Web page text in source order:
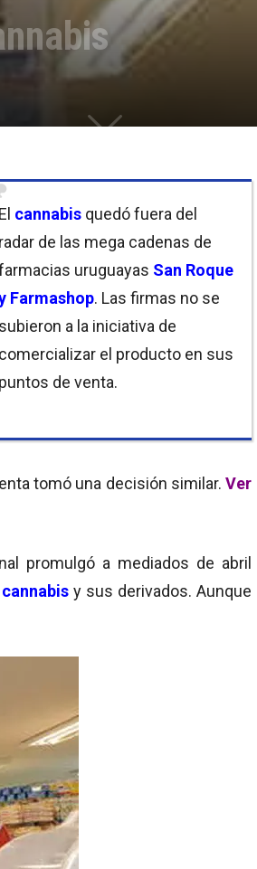
El cannabis quedó fuera del
radar de las mega cadenas de
uruguayas San Roque
Farmashop. Las firmas no se
subieron a la iniciativa de
comercializar el producto en sus
puntos de venta.
tomó una decisión similar. Ver
promulgó a mediados de abril
y sus derivados. Aunque